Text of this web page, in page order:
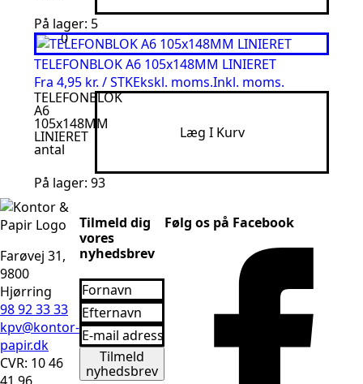
På lager: 5
TELEFONBLOK A6 105x148MM LINIERET
Fra 4,95 kr. / STKEkskl. moms.Inkl. moms.
TELEFONBLOK
A6
105x148MM
LINIERET
antal
Læg I Kurv
På lager: 93
Farøvej 31,
9800
Hjørring
98 92 33 33
kpv@kontor-
papir.dk
CVR: 10 46
41 96
Tilmeld dig
vores
nyhedsbrev
Fornavn
*
Efternavn
*
Email
*
Tilmeld
nyhedsbrev
Følg os på Facebook